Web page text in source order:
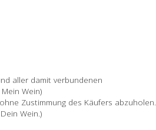
aller damit verbundenen
Wein)
Zustimmung des Käufers abzuholen.
Wein.)